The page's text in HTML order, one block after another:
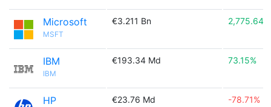
Microsoft
MSFT
€3.211 Bn 2,775.64%
IBM
IBM
€193.34 Md 73.15%
HP €23.76 Md -78.71%